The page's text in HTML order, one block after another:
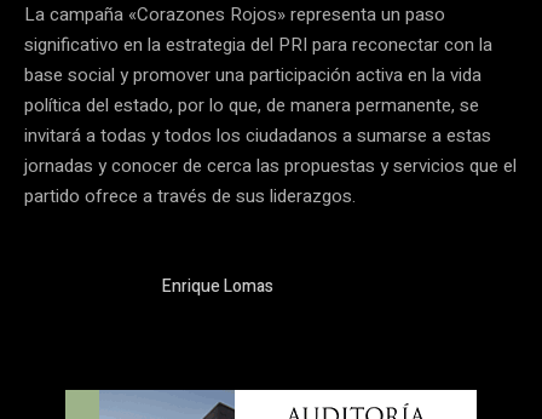
La campaña «Corazones Rojos» representa un paso
significativo en la estrategia del PRI para reconectar con la
base social y promover una participación activa en la vida
política del estado, por lo que, de manera permanente, se
invitará a todas y todos los ciudadanos a sumarse a estas
jornadas y conocer de cerca las propuestas y servicios que el
partido ofrece a través de sus liderazgos.
Enrique Lomas